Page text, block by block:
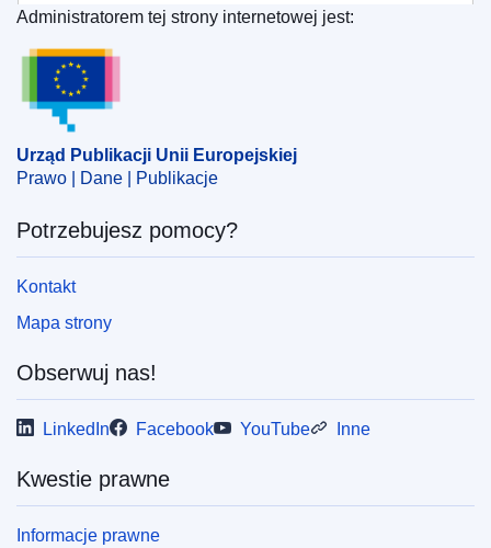
Sprawiedliwości Unii Europejskiej)
CELEX : 62023CJ0784_RES
ECLI : ECLI:EU:C:2025:609
Urząd Publikacji Unii Europejskiej
Administratorem tej strony internetowej jest:
Urząd Publikacji Unii Europejskiej
Prawo | Dane | Publikacje
Potrzebujesz pomocy?
Kontakt
Mapa strony
Obserwuj nas!
LinkedIn Facebook YouTube Inne
Kwestie prawne
Informacje prawne